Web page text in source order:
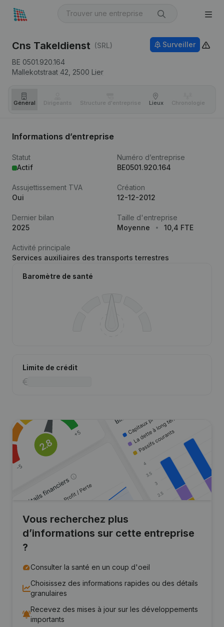
Cns Takeldienst (SRL)
BE 0501.920.164
Mallekotstraat 42, 2500 Lier
Surveiller
Général Dirigeants Structure d'entreprise Lieux Chronologie
Informations d’entreprise
Statut
Actif
Numéro d’entreprise
BE0501.920.164
Assujettissement TVA
Oui
Création
12-12-2012
Dernier bilan
2025
Taille d'entreprise
Moyenne
10,4 FTE
Activité principale
Services auxiliaires des transports terrestres
Baromètre de santé
Limite de crédit
Vous recherchez plus
d’informations sur cette entreprise
?
Consulter la santé en un coup d'oeil
Choisissez des informations rapides ou des détails
granulaires
Recevez des mises à jour sur les développements
importants